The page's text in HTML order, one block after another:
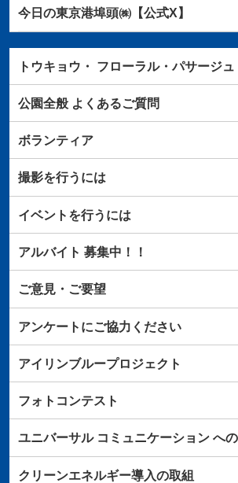
今日の東京港埠頭㈱【公式X】
トウキョウ・ フローラル・パサージュ
公園全般よくあるご質問
ボランティア
撮影を行うには
イベントを行うには
アルバイト 募集中！！
ご意見・ご要望
アンケートにご協力ください
アイリンブループロジェクト
フォトコンテスト
ユニバーサルコミュニケーションへの
クリーンエネルギー導入の取組